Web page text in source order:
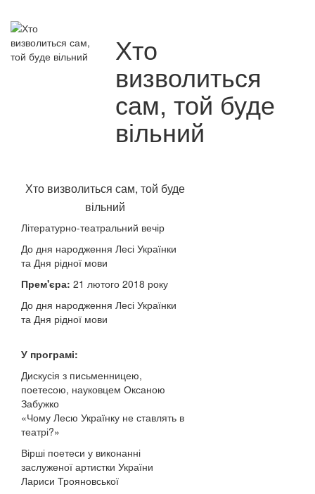
Хто
визволиться
сам, той буде
вільний
Хто визволиться сам, той буде
вільний
Літературно-театральний вечір
До дня народження Лесі Українки
та Дня рідної мови
Прем'єра: 21 лютого 2018 року
До дня народження Лесі Українки
та Дня рідної мови
У програмі:
Дискусія з письменницею,
поетесою, науковцем Оксаною
Забужко
«Чому Лесю Українку не ставлять в
театрі?»
Вірші поетеси у виконанні
заслуженої артистки України
Лариси Трояновської